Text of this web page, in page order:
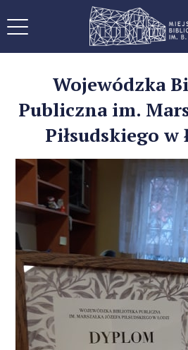
Wojewódzka
Publiczna im.
Piłsudskiego w